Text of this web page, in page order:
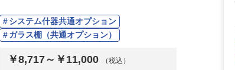
システム什器共通オプション
ガラス棚（共通オプション）
￥8,717～￥11,000 （税込）